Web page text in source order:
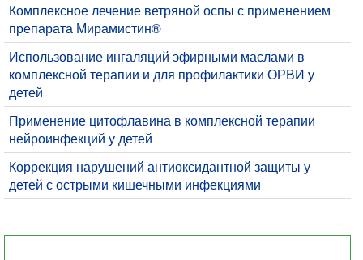
Комплексное лечение ветряной оспы с применением
препарата Мирамистин®
Использование ингаляций эфирными маслами в
комплексной терапии и для профилактики ОРВИ у
детей
Применение цитофлавина в комплексной терапии
нейроинфекций у детей
Коррекция нарушений антиоксидантной защиты у
детей с острыми кишечными инфекциями